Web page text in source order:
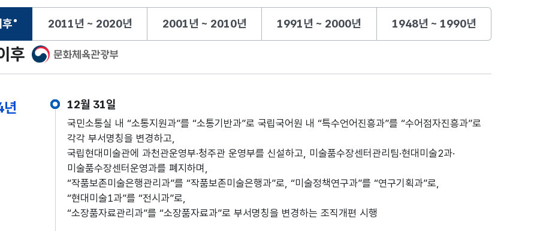
됨
2011년 ~ 2020년 2001년 ~ 2010년 1991년 ~ 2000년 1948년 ~ 1990년
후
12월 31일
국민소통실 내 “소통지원과”를 “소통기반과”로 국립국어원 내 “특수언어진흥과”를 “수어점자진흥과”로
각각 부서명칭을 변경하고,
국립현대미술관에 과천관운영부·청주관 운영부를 신설하고, 미술품수장센터관리팀·현대미술2과·
미술품수장센터운영과를 폐지하며,
“작품보존미술은행관리과”를 “작품보존미술은행과”로, “미술정책연구과”를 “연구기획과”로,
“현대미술1과”를 “전시과”로,
“소장품자료관리과”를 “소장품자료과”로 부서명칭을 변경하는 조직개편 시행